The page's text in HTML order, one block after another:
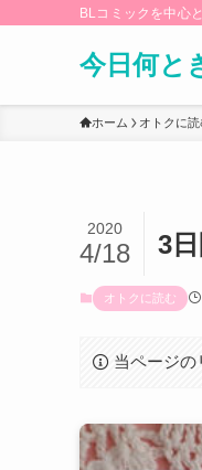
BLコミックを中心
今日何と
ホーム オトクに読
3
2020
4/18
オトクに読む
当ページの